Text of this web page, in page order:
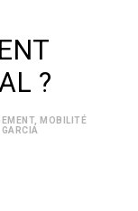
?
MOBILITÉ